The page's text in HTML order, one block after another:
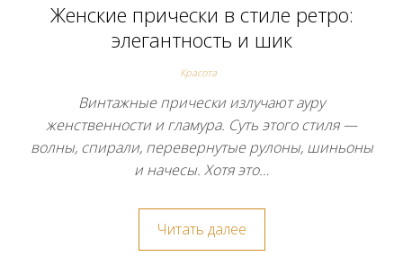
Женские прически в стиле ретро:
элегантность и шик
Красота
Винтажные прически излучают ауру
женственности и гламура. Суть этого стиля —
волны, спирали, перевернутые рулоны, шиньоны
и начесы. Хотя это…
Читать далее